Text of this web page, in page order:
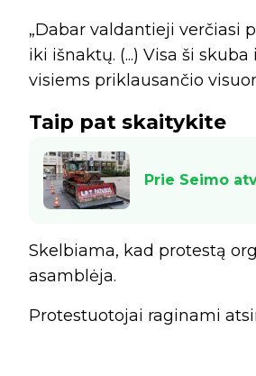
„Dabar valdantieji verčiasi
iki išnaktų. (...) Visa ši
visiems priklausančio
Taip pat skaitykite
Prie Seimo
Skelbiama, kad protestą
asamblėja.
Protestuotojai raginami